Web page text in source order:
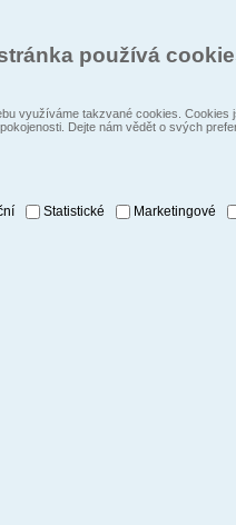
používá
využíváme takzvané cookies.
Dejte nám vědět o svých
Statistické Marketingové